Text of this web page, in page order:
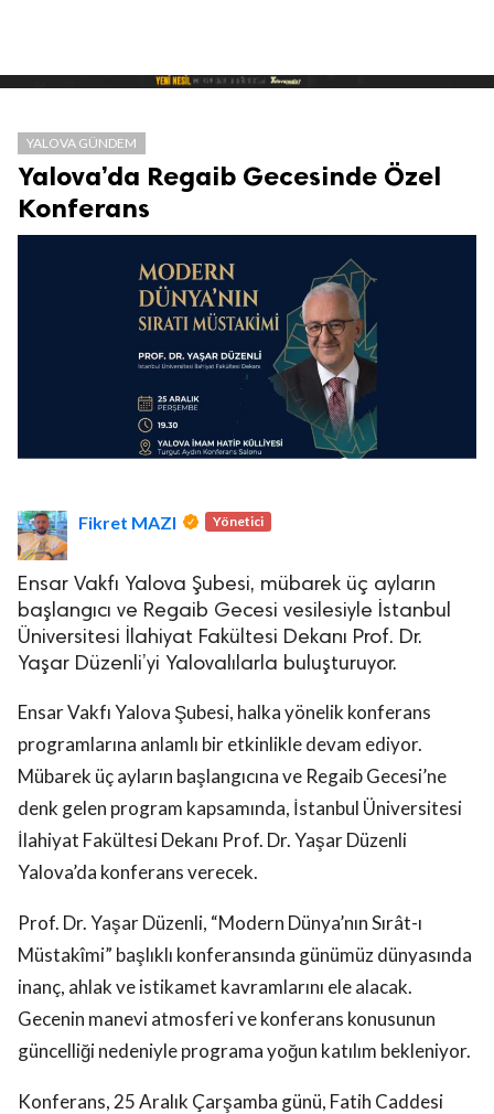
Asayiş
YALOVA GÜNDEM
Yalova’da Regaib Gecesinde Özel
Konferans
Fikret MAZI Yönetici
Ensar Vakfı Yalova Şubesi, mübarek üç ayların
başlangıcı ve Regaib Gecesi vesilesiyle İstanbul
Üniversitesi İlahiyat Fakültesi Dekanı Prof. Dr.
Yaşar Düzenli’yi Yalovalılarla buluşturuyor.
Ensar Vakfı Yalova Şubesi, halka yönelik konferans
programlarına anlamlı bir etkinlikle devam ediyor.
Mübarek üç ayların başlangıcına ve Regaib Gecesi’ne
denk gelen program kapsamında, İstanbul Üniversitesi
İlahiyat Fakültesi Dekanı Prof. Dr. Yaşar Düzenli
Yalova’da konferans verecek.
Prof. Dr. Yaşar Düzenli, “Modern Dünya’nın Sırât-ı
Müstakîmi” başlıklı konferansında günümüz dünyasında
inanç, ahlak ve istikamet kavramlarını ele alacak.
Gecenin manevi atmosferi ve konferans konusunun
güncelliği nedeniyle programa yoğun katılım bekleniyor.
Konferans, 25 Aralık Çarşamba günü, Fatih Caddesi